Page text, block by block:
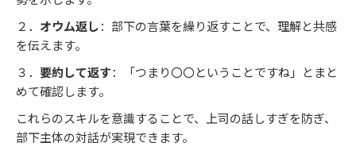
２． オウム返し：部下の言葉を繰り返すことで、理解と共感
を伝えます。
３． 要約して返す：「つまり〇〇ということですね」とまと
めて確認します。
これらのスキルを意識することで、上司の話しすぎを防ぎ、
部下主体の対話が実現できます。